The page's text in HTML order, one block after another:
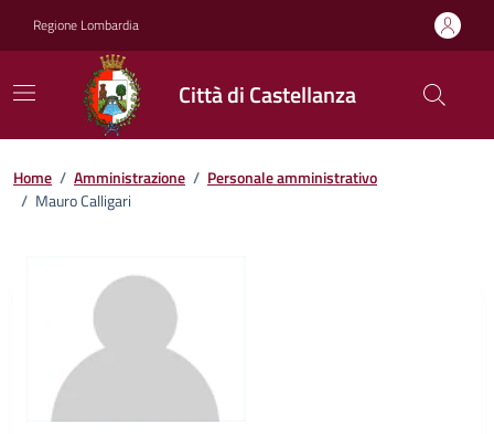
Regione Lombardia
Città di Castellanza
Home / Amministrazione / Personale amministrativo
/ Mauro Calligari